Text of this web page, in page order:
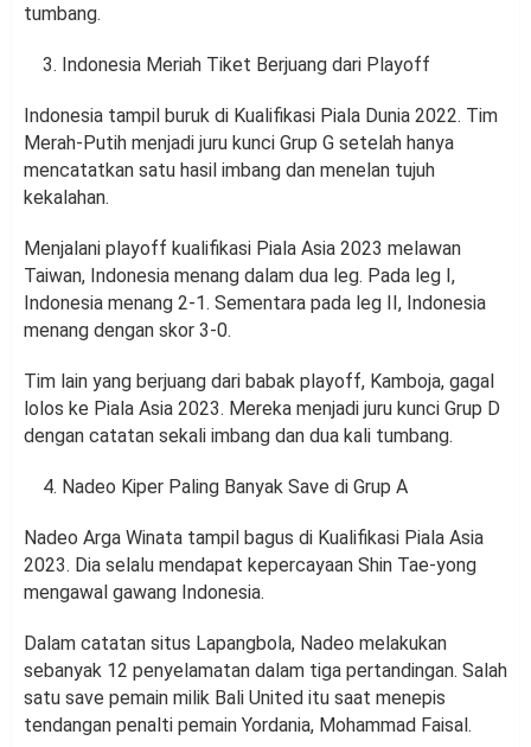
tumbang.
Indonesia Meriah Tiket Berjuang dari Playoff
Indonesia tampil buruk di Kualifikasi Piala Dunia 2022. Tim
Merah-Putih menjadi juru kunci Grup G setelah hanya
mencatatkan satu hasil imbang dan menelan tujuh
kekalahan.
Menjalani playoff kualifikasi Piala Asia 2023 melawan
Taiwan, Indonesia menang dalam dua leg. Pada leg I,
Indonesia menang 2-1. Sementara pada leg II, Indonesia
menang dengan skor 3-0.
Tim lain yang berjuang dari babak playoff, Kamboja, gagal
lolos ke Piala Asia 2023. Mereka menjadi juru kunci Grup D
dengan catatan sekali imbang dan dua kali tumbang.
Nadeo Kiper Paling Banyak Save di Grup A
Nadeo Arga Winata tampil bagus di Kualifikasi Piala Asia
2023. Dia selalu mendapat kepercayaan Shin Tae-yong
mengawal gawang Indonesia.
Dalam catatan situs Lapangbola, Nadeo melakukan
sebanyak 12 penyelamatan dalam tiga pertandingan. Salah
satu save pemain milik Bali United itu saat menepis
tendangan penalti pemain Yordania, Mohammad Faisal.